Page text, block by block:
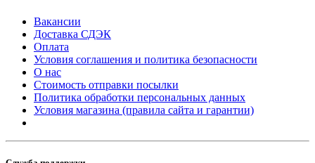
Вакансии
Доставка СДЭК
Оплата
Условия соглашения и политика безопасности
О нас
Стоимость отправки посылки
Политика обработки персональных данных
Условия магазина (правила сайта и гарантии)